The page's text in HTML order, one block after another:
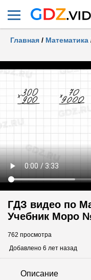
Главная / Математика
ГДЗ видео по
Учебник Моро
762 просмотра
Добавлено 6 лет назад
Описание